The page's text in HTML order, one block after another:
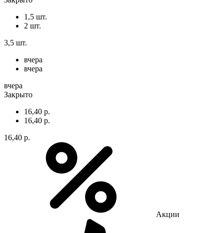
1,5 шт.
2 шт.
3,5 шт.
вчера
вчера
вчера
Закрыто
16,40 р.
16,40 р.
16,40 р.
Акции